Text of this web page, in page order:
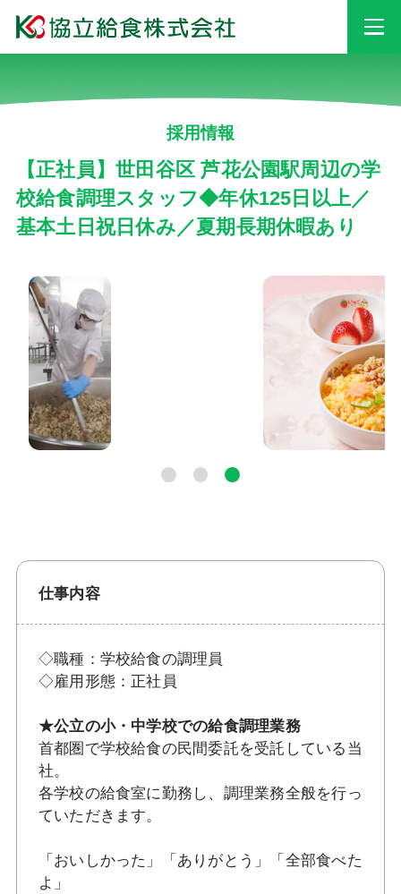
事業情報
安心・安全への取り組み
採用情報
会社情報
お知らせ
採用情報
【正社員】世田谷区 芦花公園駅周辺の学
校給食調理スタッフ◆年休125日以上／
基本土日祝日休み／夏期長期休暇あり
仕事内容
◇職種：学校給食の調理員
◇雇用形態：正社員
★公立の小・中学校での給食調理業務
首都圏で学校給食の民間委託を受託している当
社。
各学校の給食室に勤務し、調理業務全般を行っ
ていただきます。
「おいしかった」「ありがとう」「全部食べた
よ」